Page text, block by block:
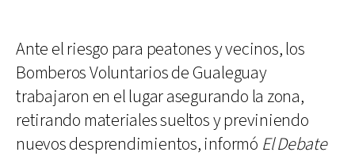
Ante el riesgo para peatones y vecinos, los
Bomberos Voluntarios de Gualeguay
trabajaron en el lugar asegurando la zona,
retirando materiales sueltos y previniendo
nuevos desprendimientos, informó El Debate